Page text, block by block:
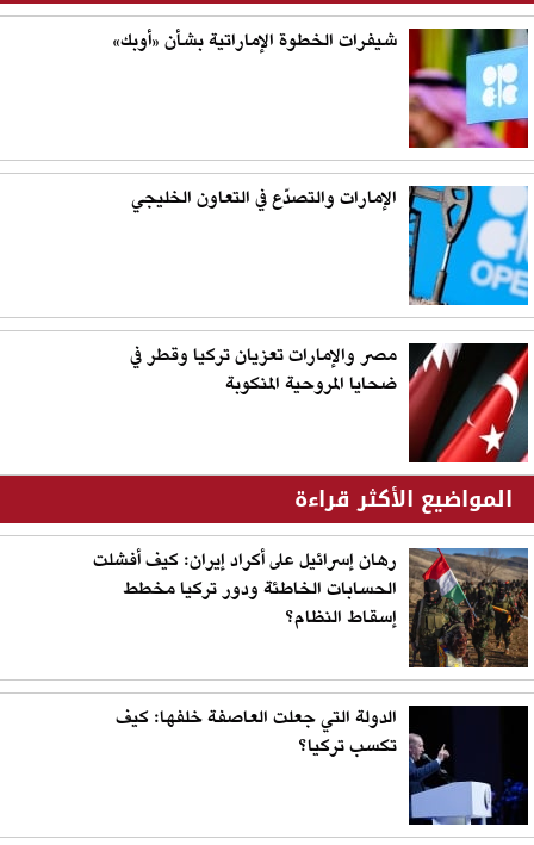
شيفرات الخطوة الإماراتية بشأن «أوبك»
الإمارات والتصدّع في التعاون الخليجي
مصر والإمارات تعزيان تركيا وقطر في
ضحايا المروحية المنكوبة
المواضيع الأكثر قراءة
رهان إسرائيل على أكراد إيران: كيف أفشلت
الحسابات الخاطئة ودور تركيا مخطط
إسقاط النظام؟
الدولة التي جعلت العاصفة خلفها: كيف
تكسب تركيا؟